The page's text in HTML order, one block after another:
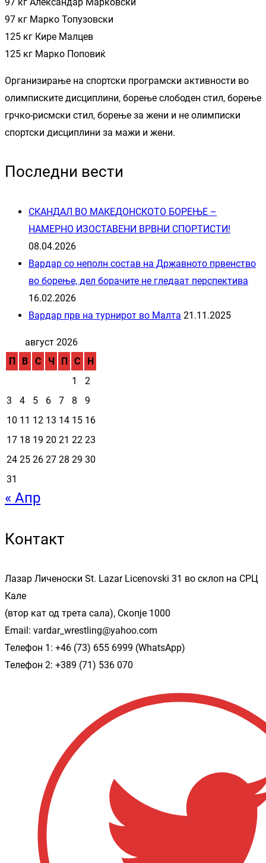
97 кг Марко Топузовски
125 кг Кире Малцев
125 кг Марко Поповиќ
Организирање на спортски програмски активности во
олимписките дисциплини, борење слободен стил, борење
грчко-рисмски стил, борење за жени и не олимписки
спортски дисциплини за мажи и жени.
Последни вести
СКАНДАЛ ВО МАКЕДОНСКОТО БОРЕЊЕ –
НАМЕРНО ИЗОСТАВЕНИ ВРВНИ СПОРТИСТИ!
08.04.2026
Вардар со неполн состав на Државното првенство
во борење, дел борачите не гледаат перспектива
16.02.2026
Вардар прв на турнирот во Малта 21.11.2025
август 2026
П
В С Ч П С
Н
1
2
3
4 5 6 7 8
9
10 11 12 13 14 15 16
17 18 19 20 21 22 23
24 25 26 27 28 29 30
31
« Апр
Контакт
Лазар Личеноски St. Lazar Licenovski 31 во склоп на СРЦ
Кале
(втор кат од трета сала), Скопје 1000
Email: vardar_wrestling@yahoo.com
Телефон 1: +46 (73) 655 6999 (WhatsApp)
Телефон 2: +389 (71) 536 070